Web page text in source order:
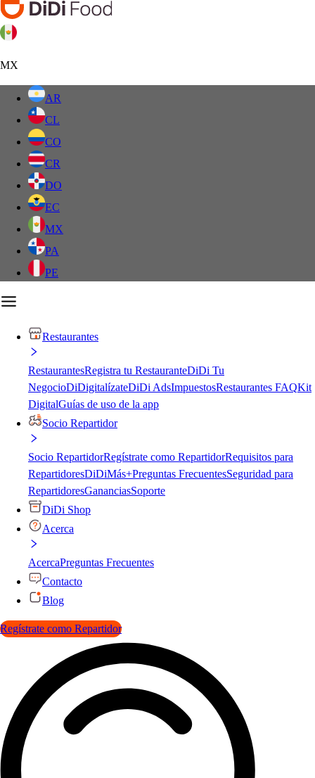
MX
AR
CL
CO
CR
DO
EC
MX
PA
PE
Restaurantes
RestaurantesRegistra tu RestauranteDiDi Tu
NegocioDiDigitalízateDiDi AdsImpuestosRestaurantes FAQKit
DigitalGuías de uso de la app
Socio Repartidor
Socio RepartidorRegístrate como RepartidorRequisitos para
RepartidoresDiDiMás+Preguntas FrecuentesSeguridad para
RepartidoresGananciasSoporte
DiDi Shop
Acerca
AcercaPreguntas Frecuentes
Contacto
Blog
Regístrate como Repartidor